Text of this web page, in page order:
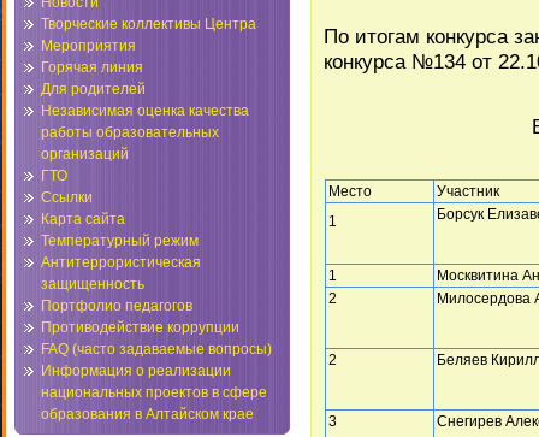
Творческие коллективы Центра
Мероприятия
Горячая линия
Для родителей
Независимая оценка качества
работы образовательных
организаций
ГТО
Ссылки
Карта сайта
Температурный режим
Антитеррористическая
защищенность
Портфолио педагогов
Противодействие коррупции
FAQ (часто задаваемые вопросы)
Информация о реализации
национальных проектов в сфере
образования в Алтайском крае
По итогам конкурса
конкурса №134 от
Место
Участник
1
Борсук
1
Москвитина
2
Милосердова
2 Беляев
3 Снегирев